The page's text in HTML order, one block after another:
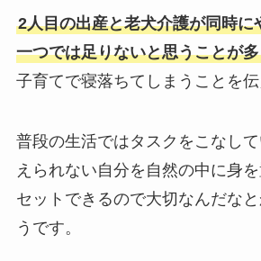
2人目の出産と老犬介護が同時に
一つでは足りないと思うことが
子育てで寝落ちてしまうことを伝
普段の生活ではタスクをこなし
えられない自分を自然の中に身
セットできるので大切なんだな
うです。